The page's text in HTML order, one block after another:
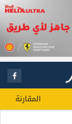
المقارنة